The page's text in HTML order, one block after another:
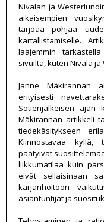
Nivalan ja
aikaisempien
tarjoaa pohjaa
kartallistamiselle.
laajemmin
sivuilta, kuten Nivala
Janne Mäkirannan
erityisesti
Sotienjälkeisen ajan
Mäkirannan artikkeli
tiedekäsitykseen
Kiinnostavaa kyllä,
päätyivät
liikkumatilaa kuin
eivät sellaisinaan
karjanhoitoon
asiantuntijat ja